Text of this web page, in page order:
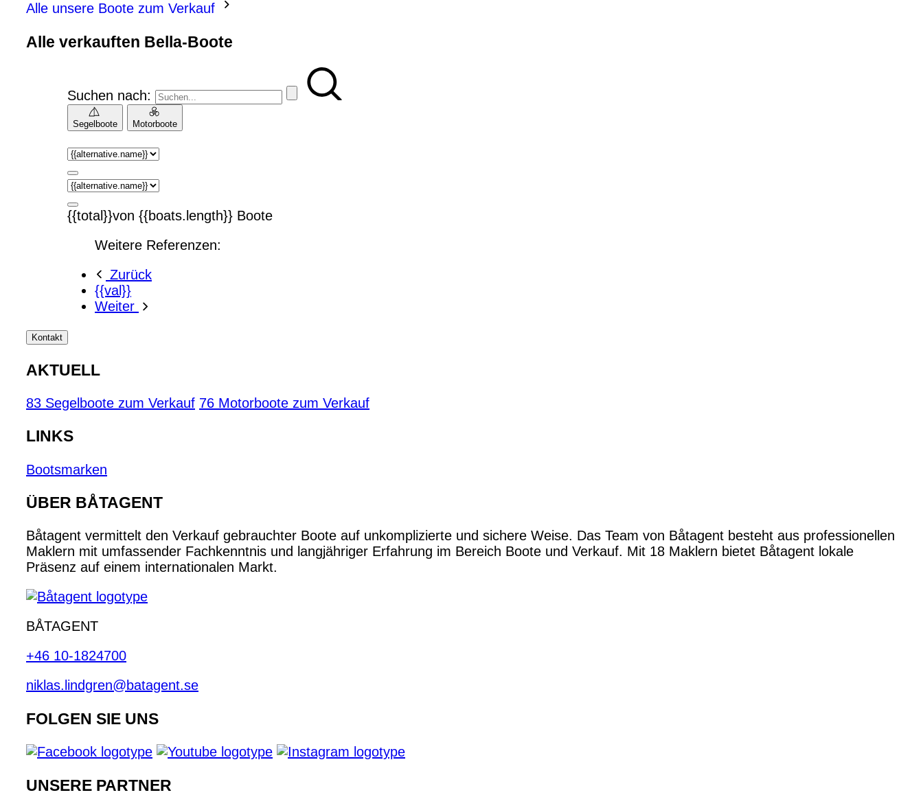
Alle unsere Boote zum Verkauf
Alle verkauften Bella-Boote
Suchen nach:
Segelboote Motorboote
{{total}}von {{boats.length}} Boote
Weitere Referenzen:
Zurück
{{val}}
Weiter
Kontakt
AKTUELL
83 Segelboote zum Verkauf 76 Motorboote zum Verkauf
LINKS
Bootsmarken
ÜBER BÅTAGENT
Båtagent vermittelt den Verkauf gebrauchter Boote auf unkomplizierte und sichere Weise. Das Team von Båtagent besteht aus professionellen
Maklern mit umfassender Fachkenntnis und langjähriger Erfahrung im Bereich Boote und Verkauf. Mit 18 Maklern bietet Båtagent lokale
Präsenz auf einem internationalen Markt.
BÅTAGENT
+46 10-1824700
niklas.lindgren@batagent.se
FOLGEN SIE UNS
UNSERE PARTNER